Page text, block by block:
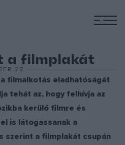
a filmplakát
25.
filmalkotás eladhatóságát
tehát az, hogy felhívja az
kerülő filmre és
is látogassanak a
szerint a filmplakát csupán